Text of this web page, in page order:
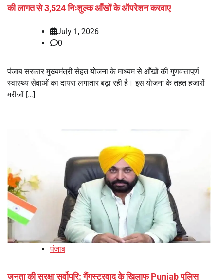
की लागत से 3,524 निःशुल्क आँखों के ऑपरेशन करवाए
July 1, 2026
0
पंजाब सरकार मुख्यमंत्री सेहत योजना के माध्यम से आँखों की गुणवत्तापूर्ण
स्वास्थ्य सेवाओं का दायरा लगातार बढ़ा रही है। इस योजना के तहत हजारों
मरीजों […]
पंजाब
जनता की सुरक्षा सर्वोपरि: गैंगस्टरवाद के खिलाफ Punjab पुलिस